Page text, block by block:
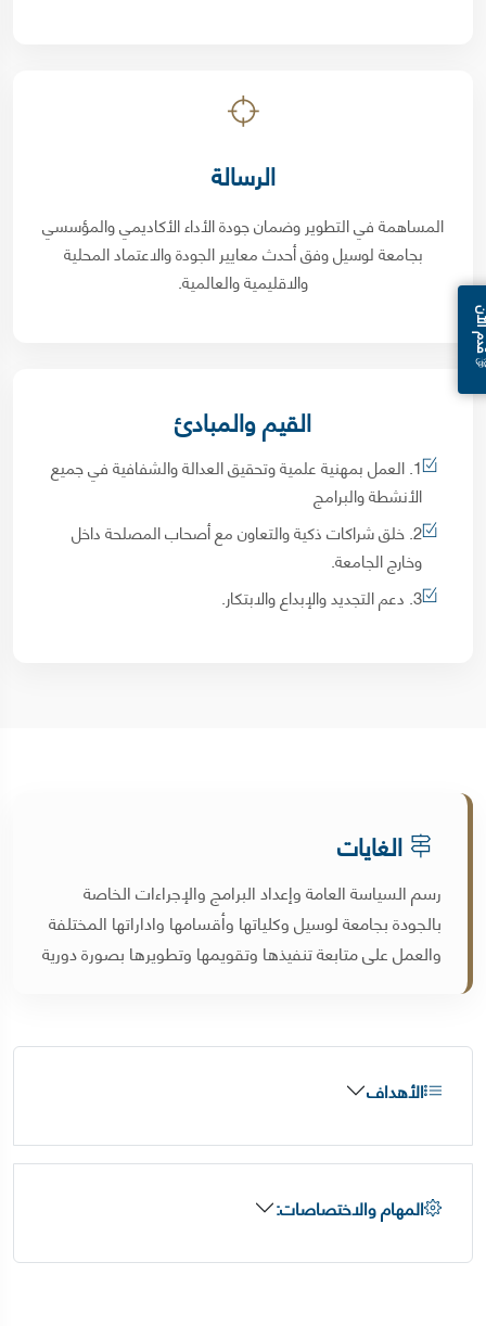
الرسالة
المساهمة في التطوير وضمان جودة الأداء الأكاديمي والمؤسسي
بجامعة لوسيل وفق أحدث معايير الجودة والاعتماد المحلية
والاقليمية والعالمية.
القيم والمبادئ
1. العمل بمهنية علمية وتحقيق العدالة والشفافية في جميع
الأنشطة والبرامج
2. خلق شراكات ذكية والتعاون مع أصحاب المصلحة داخل
وخارج الجامعة.
3. دعم التجديد والإبداع والابتكار.
الغايات
رسم السياسة العامة وإعداد البرامج والإجراءات الخاصة
بالجودة بجامعة لوسيل وكلياتها وأقسامها واداراتها المختلفة
والعمل على متابعة تنفيذها وتقويمها وتطويرها بصورة دورية
الأهداف
المهام والاختصاصات: